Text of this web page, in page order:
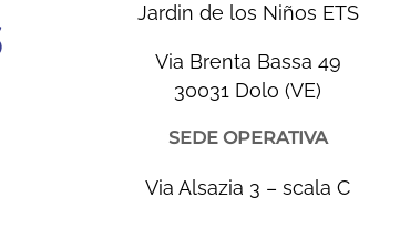
Jardin de los Niños ETS
Via Brenta Bassa 49
30031 Dolo (VE)
SEDE OPERATIVA
Via Alsazia 3 – scala C